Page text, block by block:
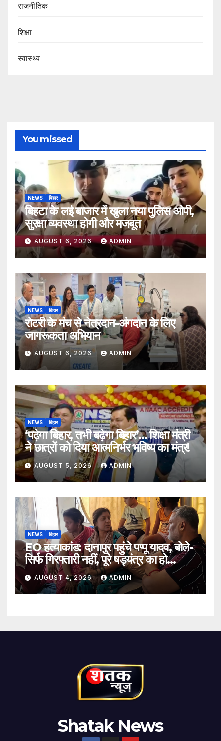
राजनीतिक
शिक्षा
स्वास्थ्य
You missed
NEWS बिहार
बिहटा के लई बाजार में खुला नया पुलिस ओपी,
सुरक्षा व्यवस्था होगी और मजबूत
AUGUST 6, 2026 ADMIN
NEWS बिहार
रोटरी के मंच से नेत्रदान-अंगदान के लिए
जागरूकता अभियान
AUGUST 6, 2026 ADMIN
NEWS बिहार
‘पढ़ेगा बिहार, तभी बढ़ेगा बिहार’… शिक्षा मंत्री
ने छात्रों को दिया आत्मनिर्भर भविष्य का मंत्र!
AUGUST 5, 2026 ADMIN
NEWS बिहार
EO हत्याकांड: दानापुर पहुंचे पप्पू यादव, बोले-
सिर्फ गिरफ्तारी नहीं, पूरे षड्यंत्र का हो
खुलासा
AUGUST 4, 2026 ADMIN
Shatak News